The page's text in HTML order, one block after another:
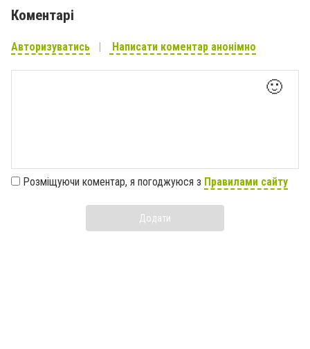
Коментарі
Авторизуватись Написати коментар анонімно
🙂
Розміщуючи коментар, я погоджуюся з Правилами сайту
Додати